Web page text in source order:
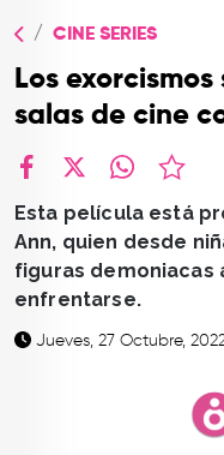
CONTACTO
CINE SERIES
Los
salas de cine
Esta película está
Ann, quien desde
figuras demoniacas
enfrentarse.
Jueves, 27 Octubre,